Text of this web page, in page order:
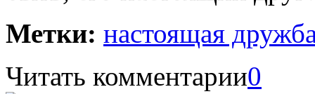
Метки: настоящая
Читать комментарии0